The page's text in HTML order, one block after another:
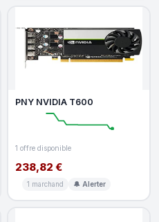
PNY NVIDIA T600
1 offre disponible
238,82 €
1 marchand 🔔 Alerter